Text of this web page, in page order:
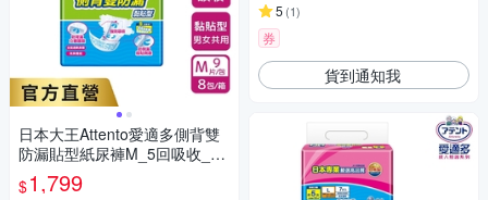
日本大王Attento愛適多側背雙
防漏貼型紙尿褲M_5回吸收_箱
購(9片X8包)
$1,799
5 (1)
券
貨到通知我